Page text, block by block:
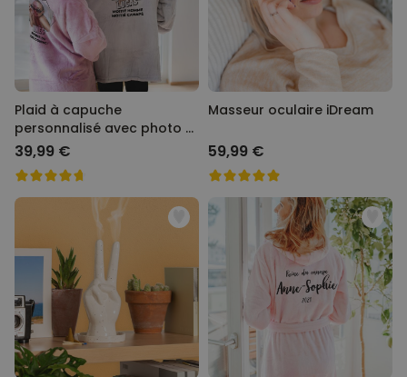
Plaid à capuche
personnalisé avec photo et
texte
39,99 €
Masseur oculaire iDream
59,99 €